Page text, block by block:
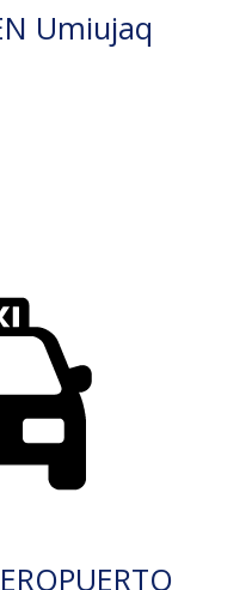
Umiujaq